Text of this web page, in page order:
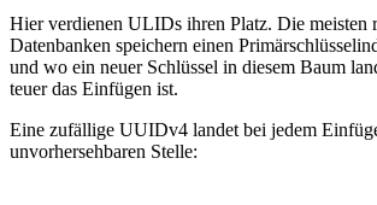
Hier verdienen ULIDs ihren Platz. Die meisten
Datenbanken speichern einen
und wo ein neuer Schlüssel in diesem Baum
teuer das Einfügen ist.
Eine zufällige UUIDv4 landet bei jedem
unvorhersehbaren Stelle: